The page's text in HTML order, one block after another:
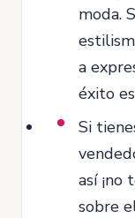
moda.
a
éxito
Si
así ¡no
sobre